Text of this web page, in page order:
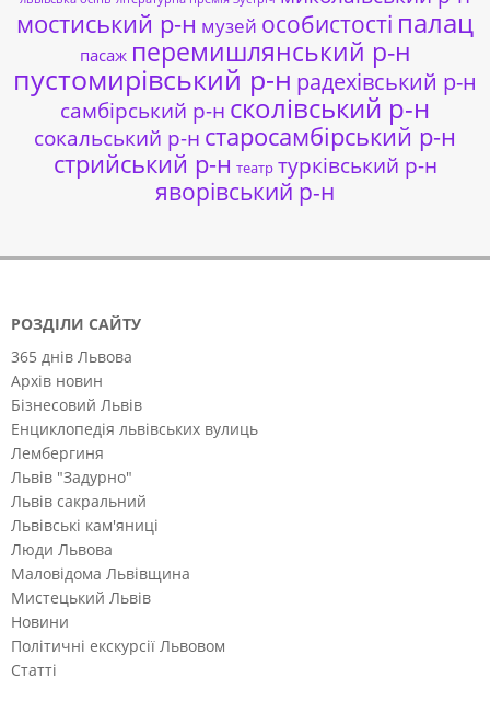
мостиський р-н музей особистості палац
пасаж перемишлянський р-н
пустомирівський р-н радехівський р-н
самбірський р-н сколівський р-н
сокальський р-н старосамбірський р-н
стрийський р-н театр турківський р-н
яворівський р-н
РОЗДІЛИ САЙТУ
365 днів Львова
Архів новин
Бізнесовий Львів
Енциклопедія львівських вулиць
Лембергиня
Львів "Задурно"
Львів сакральний
Львівські кам'яниці
Люди Львова
Маловідома Львівщина
Мистецький Львів
Новини
Політичні екскурсії Львовом
Статті